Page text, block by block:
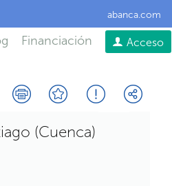
abanca.com
Financiación Acceso
(Cuenca)